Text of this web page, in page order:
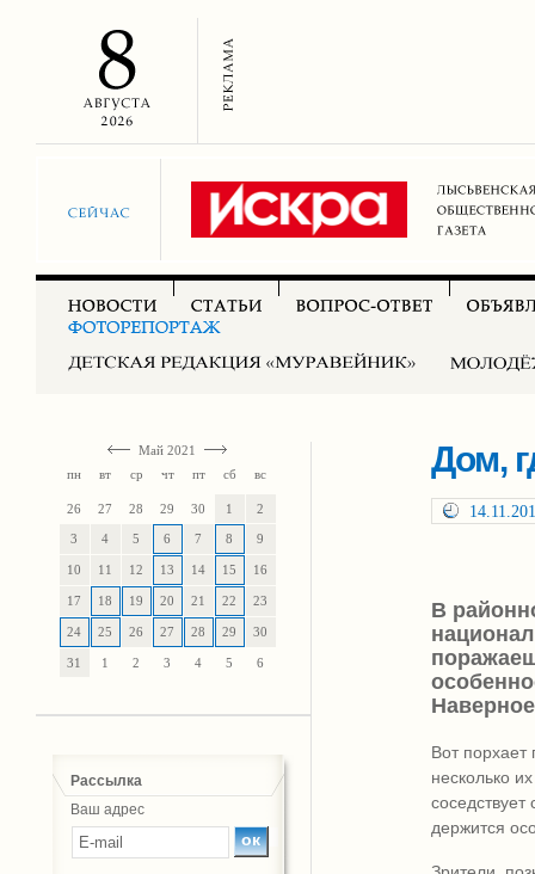
Май 2021
пн
вт ср чт пт сб вс
26 27 28 29 30 1 2
3 4 5 6 7 8 9
10 11 12 13 14 15 16
17 18 19 20 21 22 23
24 25 26 27 28 29 30
31 1 2 3 4 5 6
Рассылка
Ваш адрес
Дом,
В
Вот порхает
несколько
держится